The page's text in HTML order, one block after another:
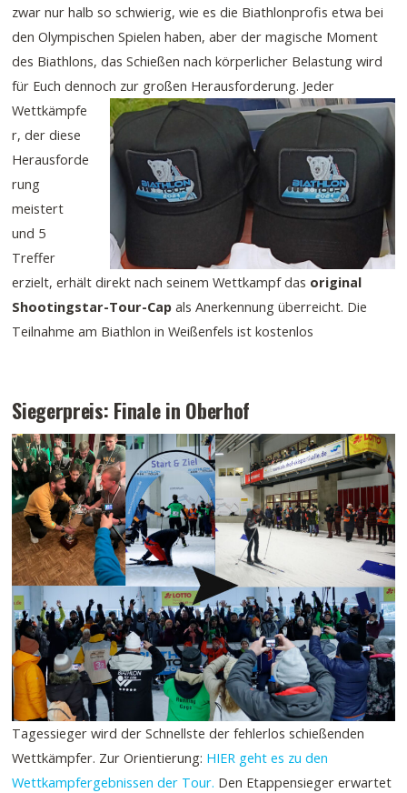
zwar nur halb so schwierig, wie es die Biathlonprofis etwa bei
den Olympischen Spielen haben, aber der magische Moment
des Biathlons, das Schießen nach körperlicher Belastung wird
für Euch dennoch zur großen Herausforderung. Jeder
Wettkämpfe
r, der diese
Herausforde
rung
meistert
und 5
Treffer
erzielt, erhält direkt nach seinem Wettkampf das original
Shootingstar-Tour-Cap als Anerkennung überreicht. Die
Teilnahme am Biathlon in Weißenfels ist kostenlos
Siegerpreis: Finale in Oberhof
Tagessieger wird der Schnellste der fehlerlos schießenden
Wettkämpfer. Zur Orientierung: HIER geht es zu den
Wettkampfergebnissen der Tour. Den Etappensieger erwartet